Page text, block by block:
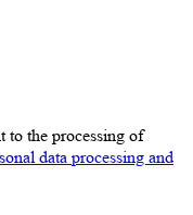
to the processing of
data processing and